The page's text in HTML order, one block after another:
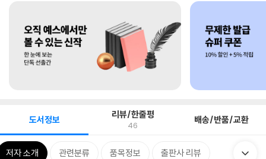
도서정보 리뷰/한줄평
46 배송/반품/교환
저자 소개 관련분류 품목정보 출판사 리뷰